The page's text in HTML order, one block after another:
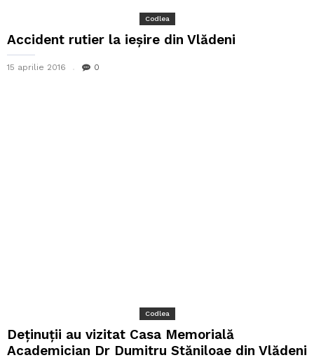
Codlea
Accident rutier la ieșire din Vlădeni
15 aprilie 2016 0
Codlea
Deținuții au vizitat Casa Memorială
Academician Dr Dumitru Stăniloae din Vlădeni